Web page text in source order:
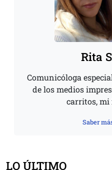
Rita
Comunicóloga
de los medios
carritos, mi
Saber
LO ÚLTIMO